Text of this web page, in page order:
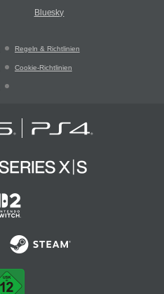
Bluesky
Regeln & Richtlinien
Cookie-Richtlinien